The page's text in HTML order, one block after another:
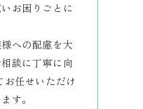
お困りごとに
への配慮を大
談に丁寧に向
お任せいただけ
す。